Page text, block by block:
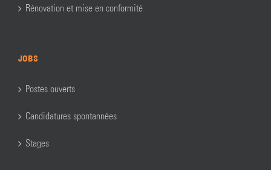
Rénovation et mise en conformité
JOBS
Postes ouverts
Candidatures spontannées
Stages